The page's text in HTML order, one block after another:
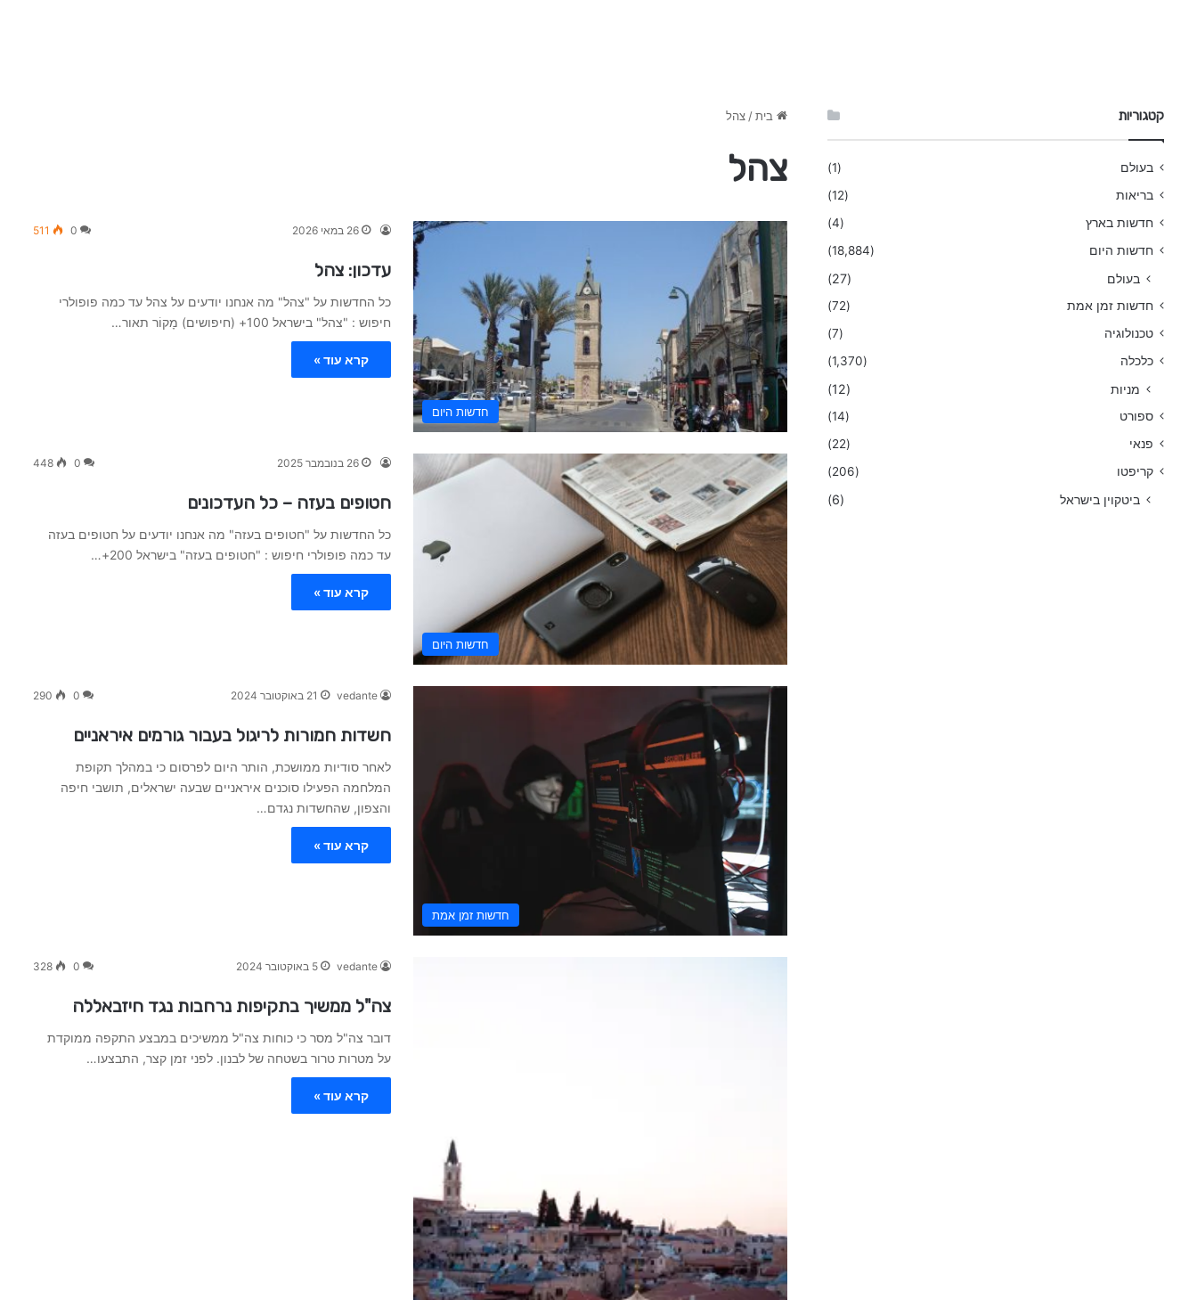
בית / צהל
צהל
חדשות היום
26 במאי 2026 0
511
עדכון: צהל
כל החדשות על "צהל" מה אנחנו יודעים על צהל עד כמה פופולרי
חיפוש : "צהל" בישראל 100+ (חיפושים) מָקוֹר תאור…
קרא עוד »
חדשות היום
26 בנובמבר 2025 0
448
חטופים בעזה – כל העדכונים
כל החדשות על "חטופים בעזה" מה אנחנו יודעים על חטופים בעזה
עד כמה פופולרי חיפוש : "חטופים בעזה" בישראל 200+…
קרא עוד »
חדשות זמן אמת
vedante 21 באוקטובר 2024 0
290
חשדות חמורות לריגול בעבור גורמים איראניים
לאחר סודיות ממושכת, הותר היום לפרסום כי במהלך תקופת
המלחמה הפעילו סוכנים איראניים שבעה ישראלים, תושבי חיפה
והצפון, שהחשדות נגדם…
קרא עוד »
vedante 5 באוקטובר 2024 0
328
צה"ל ממשיך בתקיפות נרחבות נגד חיזבאללה
דובר צה"ל מסר כי כוחות צה"ל ממשיכים במבצע התקפה ממוקדת
על מטרות טרור בשטחה של לבנון. לפני זמן קצר, התבצעו…
קרא עוד »
קטגוריות
בעולם
(1)
בריאות
(12)
חדשות בארץ
(4)
חדשות היום
(18,884)
בעולם (27)
חדשות זמן אמת
(72)
טכנולוגיה
(7)
כלכלה
(1,370)
מניות (12)
ספורט
(14)
פנאי
(22)
קריפטו
(206)
ביטקוין בישראל (6)